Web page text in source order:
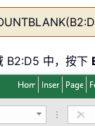
B2:D5 中，按下